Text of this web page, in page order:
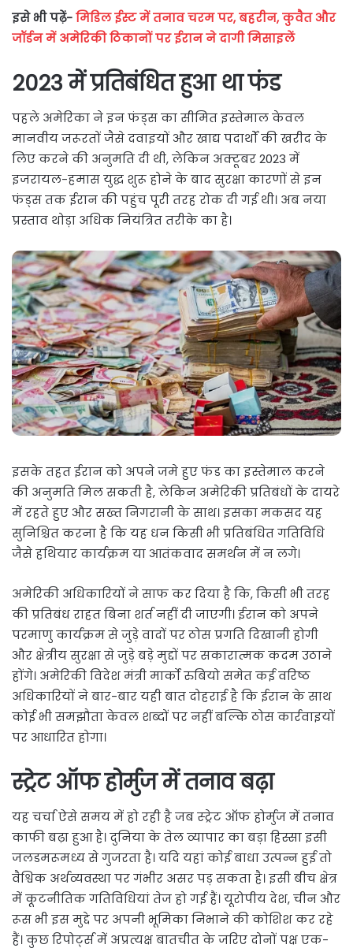
इसे भी पढ़ें-मिडिल ईस्ट में तनाव चरम पर, बहरीन, कुवैत और
जॉर्डन में अमेरिकी ठिकानों पर ईरान ने दागी मिसाइलें
2023 में प्रतिबंधित हुआ था फंड
पहले अमेरिका ने इन फंड्स का सीमित इस्तेमाल केवल
मानवीय जरूरतों जैसे दवाइयों और खाद्य पदार्थों की खरीद के
लिए करने की अनुमति दी थी, लेकिन अक्टूबर 2023 में
इजरायल-हमास युद्ध शुरू होने के बाद सुरक्षा कारणों से इन
फंड्स तक ईरान की पहुंच पूरी तरह रोक दी गई थी। अब नया
प्रस्ताव थोड़ा अधिक नियंत्रित तरीके का है।
इसके तहत ईरान को अपने जमे हुए फंड का इस्तेमाल करने
की अनुमति मिल सकती है, लेकिन अमेरिकी प्रतिबंधों के दायरे
में रहते हुए और सख्त निगरानी के साथ। इसका मकसद यह
सुनिश्चित करना है कि यह धन किसी भी प्रतिबंधित गतिविधि
जैसे हथियार कार्यक्रम या आतंकवाद समर्थन में न लगे।
अमेरिकी अधिकारियों ने साफ कर दिया है कि, किसी भी तरह
की प्रतिबंध राहत बिना शर्त नहीं दी जाएगी। ईरान को अपने
परमाणु कार्यक्रम से जुड़े वादों पर ठोस प्रगति दिखानी होगी
और क्षेत्रीय सुरक्षा से जुड़े बड़े मुद्दों पर सकारात्मक कदम उठाने
होंगे। अमेरिकी विदेश मंत्री मार्को रुबियो समेत कई वरिष्ठ
अधिकारियों ने बार-बार यही बात दोहराई है कि ईरान के साथ
कोई भी समझौता केवल शब्दों पर नहीं बल्कि ठोस कार्रवाइयों
पर आधारित होगा।
स्ट्रेट ऑफ होर्मुज में तनाव बढ़ा
यह चर्चा ऐसे समय में हो रही है जब स्ट्रेट ऑफ होर्मुज में तनाव
काफी बढ़ा हुआ है। दुनिया के तेल व्यापार का बड़ा हिस्सा इसी
जलडमरूमध्य से गुजरता है। यदि यहां कोई बाधा उत्पन्न हुई तो
वैश्विक अर्थव्यवस्था पर गंभीर असर पड़ सकता है। इसी बीच क्षेत्र
में कूटनीतिक गतिविधियां तेज हो गई हैं। यूरोपीय देश, चीन और
रूस भी इस मुद्दे पर अपनी भूमिका निभाने की कोशिश कर रहे
हैं। कुछ रिपोर्ट्स में अप्रत्यक्ष बातचीत के जरिए दोनों पक्ष एक-